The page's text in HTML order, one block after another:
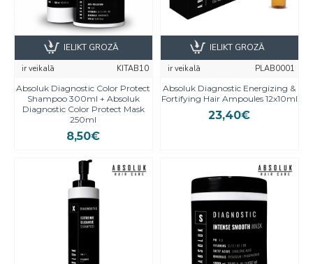
ir veikalā
KITAB10
Absoluk Diagnostic Color Protect
Shampoo 300ml + Absoluk
Diagnostic Color Protect Mask
250ml
8,50€
IELIKT GROZĀ
ir veikalā
PLAB0001
Absoluk Diagnostic Energizing &
Fortifying Hair Ampoules 12x10ml
23,40€
IELIKT GROZĀ